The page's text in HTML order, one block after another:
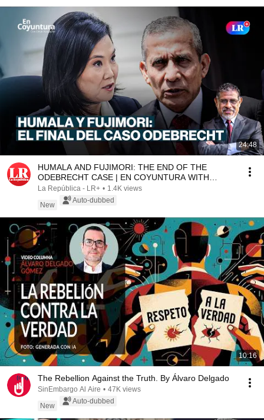
24:48
HUMALA AND FUJIMORI: THE END OF THE
ODEBRECHT CASE | EN COYUNTURA WITH
CÉSAR AZABACHE
La República - LR+ • 1.4K views
New
Auto-dubbed
10:16
The Rebellion Against the Truth. By Álvaro Delgado
SinEmbargo Al Aire • 47K views
New
Auto-dubbed